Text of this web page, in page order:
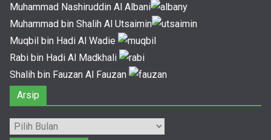
Muhammad Nashiruddin Al Albani
Muhammad bin Shalih Al Utsaimin
Muqbil bin Hadi Al Wadie
Rabi bin Hadi Al Madkhali
Shalih bin Fauzan Al Fauzan
Arsip
Arsip